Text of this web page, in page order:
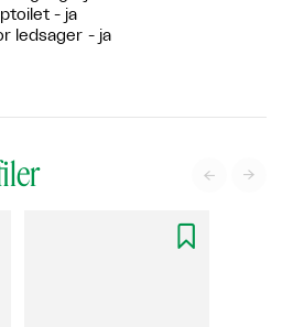
- ja
ledsager - ja
 
